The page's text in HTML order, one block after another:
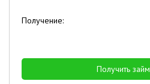
Получение:
Получить займ